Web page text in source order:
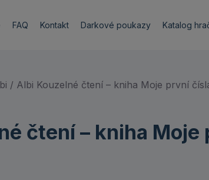
FAQ Kontakt Darkové poukazy Katalog
/ Albi Kouzelné čtení – kniha Moje první
čtení – kniha Moje